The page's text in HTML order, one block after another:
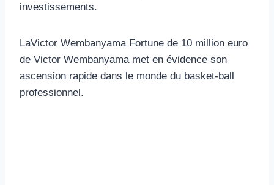
investissements.
LaVictor Wembanyama Fortune de 10 million euro
de Victor Wembanyama met en évidence son
ascension rapide dans le monde du basket-ball
professionnel.